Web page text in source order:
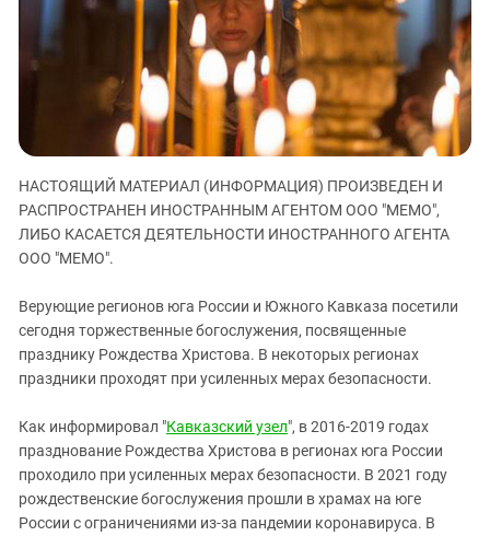
ЗАСТАВЛЯЕТ
КАВКАЗ ЗА ПАЛЕСТИНУ
ИНАКОМЫСЛИЕ В ЧЕЧНЕ
ПРЕСЛЕДОВАНИЕ АКТИВИСТОВ
МОБИЛИЗАЦИЯ И ПРОТЕСТЫ
Дагестан
Ингушетия
Кабардино-Балкария
Карачаево-Черкесия
Краснодарский край
Российская Федерация
Северная Осетия - Алания
СКФО
Ставропольский край
Чечня
Южная Осетия
Южный Кавказ
ЮФО
НАСТОЯЩИЙ МАТЕРИАЛ (ИНФОРМАЦИЯ) ПРОИЗВЕДЕН И
РАСПРОСТРАНЕН ИНОСТРАННЫМ АГЕНТОМ ООО "МЕМО",
ЛИБО КАСАЕТСЯ ДЕЯТЕЛЬНОСТИ ИНОСТРАННОГО АГЕНТА
ООО "МЕМО".
Верующие регионов юга России и Южного Кавказа посетили
сегодня торжественные богослужения, посвященные
празднику Рождества Христова. В некоторых регионах
праздники проходят при усиленных мерах безопасности.
Как информировал "Кавказский узел", в 2016-2019 годах
празднование Рождества Христова в регионах юга России
проходило при усиленных мерах безопасности. В 2021 году
рождественские богослужения прошли в храмах на юге
России с ограничениями из-за пандемии коронавируса. В